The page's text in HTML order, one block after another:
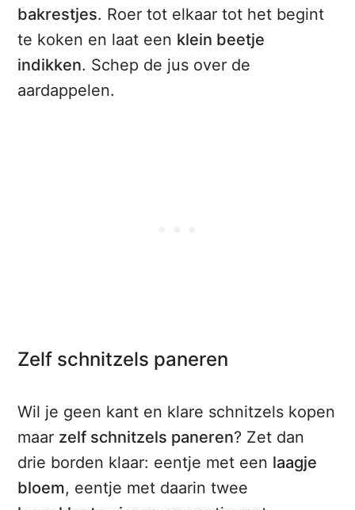
bakrestjes. Roer tot elkaar tot het begint
te koken en laat een klein beetje
indikken. Schep de jus over de
aardappelen.
Zelf schnitzels paneren
Wil je geen kant en klare schnitzels kopen
maar zelf schnitzels paneren? Zet dan
drie borden klaar: eentje met een laagje
bloem, eentje met daarin twee